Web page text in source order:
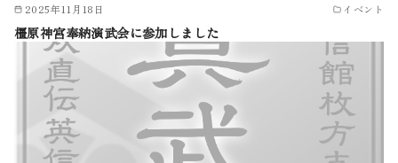
2025年11月18日 イベント
橿原神宮奉納演武会に参加しました